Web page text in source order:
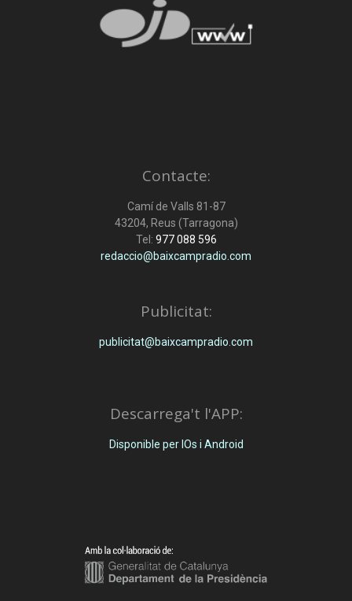
Contacte:
Camí de Valls 81-87
43204, Reus (Tarragona)
Tel: 977 088 596
redaccio@baixcampradio.com
Publicitat:
publicitat@baixcampradio.com
Descarrega't l'APP:
Disponible per IOs i Android